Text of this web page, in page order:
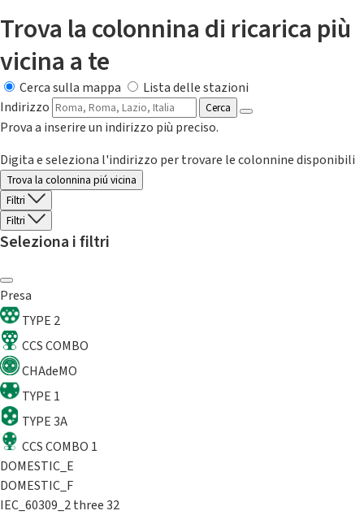
Trova la colonnina di ricarica più
vicina a te
Cerca sulla mappa
Lista delle stazioni
Indirizzo
Cerca
Prova a inserire un indirizzo più preciso.
Digita e seleziona l'indirizzo per trovare le colonnine disponibili
Trova la colonnina piú vicina
Filtri
Filtri
Seleziona i filtri
Presa
TYPE 2
CCS COMBO
CHAdeMO
TYPE 1
TYPE 3A
CCS COMBO 1
DOMESTIC_E
DOMESTIC_F
IEC_60309_2 three 32